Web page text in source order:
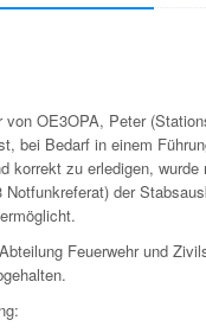
OE3OPA, Peter
bei Bedarf in einem
korrekt zu erledigen,
der
Feuerwehr und